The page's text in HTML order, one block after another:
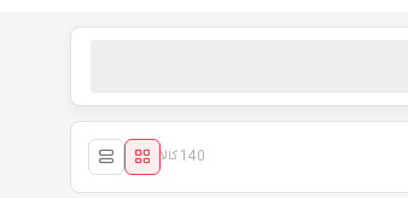
140 کالا